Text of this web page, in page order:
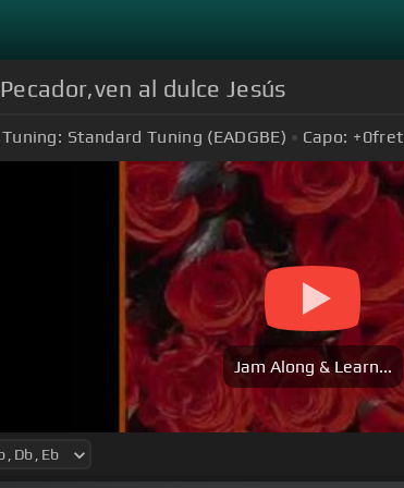
Pecador,ven al dulce Jesús
Tuning: Standard Tuning (EADGBE) Capo: +0fret
Jam Along & Learn...